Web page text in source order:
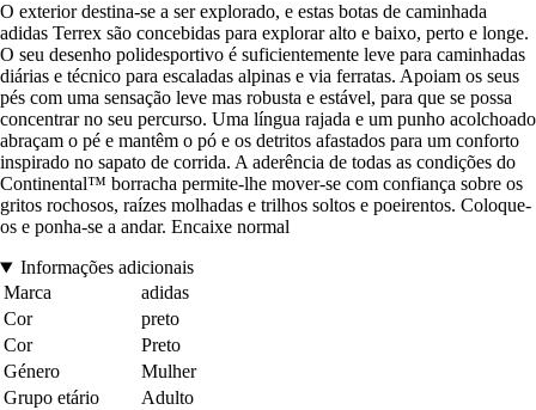
O exterior destina-se a ser explorado, e estas botas de caminhada
adidas Terrex são concebidas para explorar alto e baixo, perto e longe.
O seu desenho polidesportivo é suficientemente leve para caminhadas
diárias e técnico para escaladas alpinas e via ferratas. Apoiam os seus
pés com uma sensação leve mas robusta e estável, para que se possa
concentrar no seu percurso. Uma língua rajada e um punho acolchoado
abraçam o pé e mantêm o pó e os detritos afastados para um conforto
inspirado no sapato de corrida. A aderência de todas as condições do
Continental™ borracha permite-lhe mover-se com confiança sobre os
gritos rochosos, raízes molhadas e trilhos soltos e poeirentos. Coloque-
os e ponha-se a andar. Encaixe normal
Informações adicionais
Marca
adidas
Cor
preto
Cor
Preto
Género
Mulher
Grupo etário
Adulto